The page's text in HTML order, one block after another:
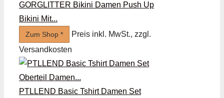
GORGLITTER Bikini Damen Push Up
Bikini Mit...
Zum Shop *
Preis inkl. MwSt., zzgl.
Versandkosten
PTLLEND Basic Tshirt Damen Set